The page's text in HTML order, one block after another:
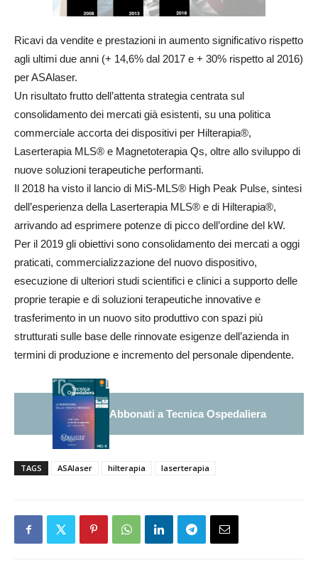
Ricavi da vendite e prestazioni in aumento significativo rispetto
agli ultimi due anni (+ 14,6% dal 2017 e + 30% rispetto al 2016)
per ASAlaser.
Un risultato frutto dell’attenta strategia centrata sul
consolidamento dei mercati già esistenti, su una politica
commerciale accorta dei dispositivi per Hilterapia®,
Laserterapia MLS® e Magnetoterapia Qs, oltre allo sviluppo di
nuove soluzioni terapeutiche performanti.
Il 2018 ha visto il lancio di MiS-MLS® High Peak Pulse, sintesi
dell’esperienza della Laserterapia MLS® e di Hilterapia®,
arrivando ad esprimere potenze di picco dell’ordine del kW.
Per il 2019 gli obiettivi sono consolidamento dei mercati a oggi
praticati, commercializzazione del nuovo dispositivo,
esecuzione di ulteriori studi scientifici e clinici a supporto delle
proprie terapie e di soluzioni terapeutiche innovative e
trasferimento in un nuovo sito produttivo con spazi più
strutturati sulle base delle rinnovate esigenze dell’azienda in
termini di produzione e incremento del personale dipendente.
Abbonati a Tecnica Ospedaliera
TAGS ASAlaser hilterapia laserterapia